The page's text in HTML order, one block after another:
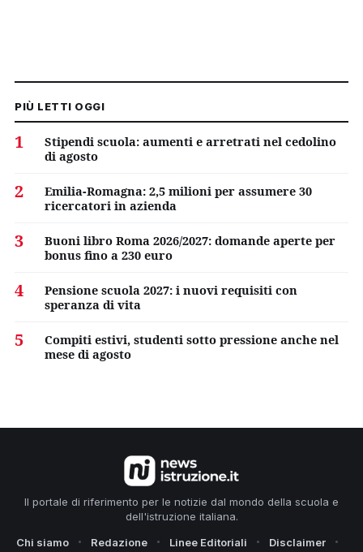
PIÙ LETTI OGGI
1
Stipendi scuola: aumenti e arretrati nel cedolino
di agosto
2
Emilia-Romagna: 2,5 milioni per assumere 30
ricercatori in azienda
3
Buoni libro Roma 2026/2027: domande aperte per
bonus fino a 230 euro
4
Pensione scuola 2027: i nuovi requisiti con
speranza di vita
5
Compiti estivi, studenti sotto pressione anche nel
mese di agosto
Il portale di riferimento per le notizie dal mondo della scuola e
dell'istruzione italiana.
Chi siamo
Redazione Linee Editoriali
Disclaimer